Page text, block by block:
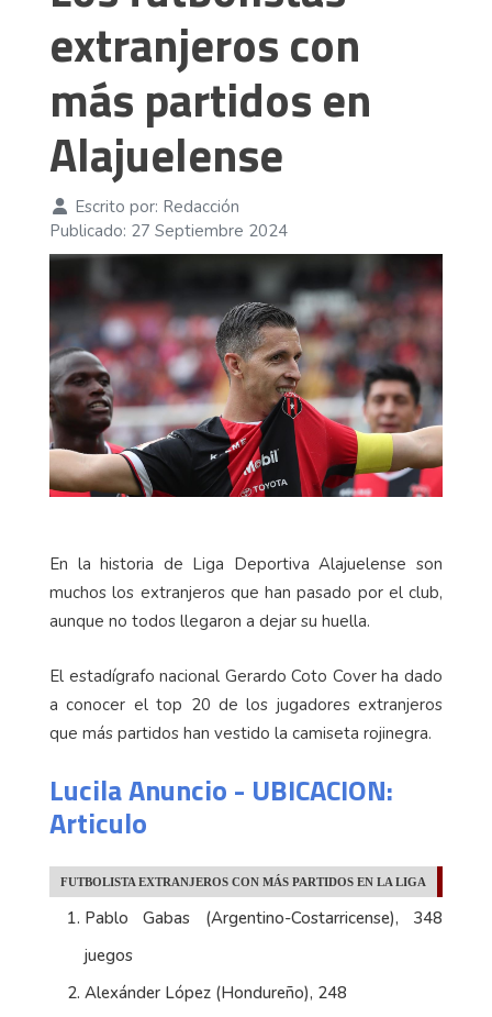
extranjeros con
más partidos en
Alajuelense
Escrito por: Redacción
Publicado: 27 Septiembre 2024
En la historia de Liga Deportiva Alajuelense son
muchos los extranjeros que han pasado por el club,
aunque no todos llegaron a dejar su huella.
El estadígrafo nacional Gerardo Coto Cover ha dado
a conocer el top 20 de los jugadores extranjeros
que más partidos han vestido la camiseta rojinegra.
Lucila Anuncio - UBICACION:
Articulo
FUTBOLISTA EXTRANJEROS CON MÁS PARTIDOS EN LA LIGA
Pablo Gabas (Argentino-Costarricense), 348
juegos
Alexánder López (Hondureño), 248